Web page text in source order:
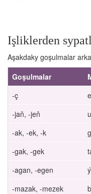
Işliklerden
Aşakdaky goşulmalar
Goşulmalar
-ç
-jaň, -jeň
-ak, -ek, -k
-gak, -gek
-agan, -egen
-mazak, -mezek